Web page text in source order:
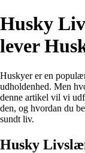
Husky
lever
Huskyer er en
udholdenhed. Men
denne artikel vil vi
den, og hvordan du
sundt liv.
Husky